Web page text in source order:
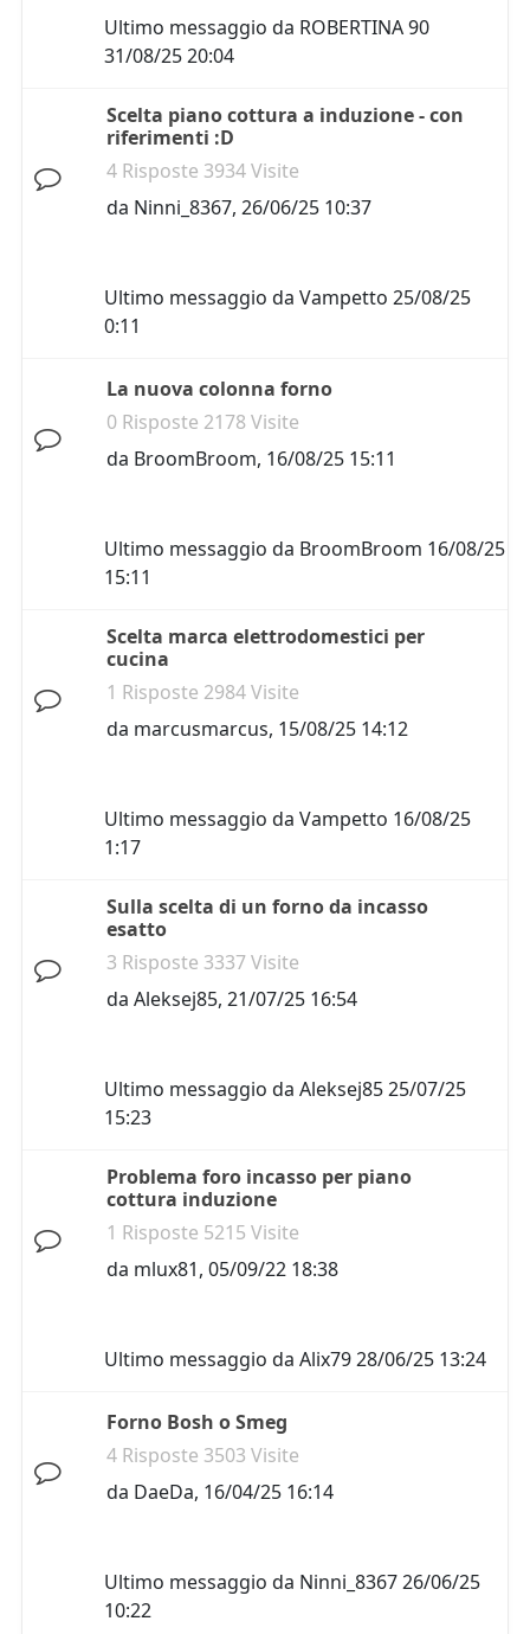
Ultimo messaggio da ROBERTINA 90
31/08/25 20:04
Scelta piano cottura a induzione - con
riferimenti :D
4 Risposte 3934 Visite
da Ninni_8367, 26/06/25 10:37
Ultimo messaggio da Vampetto 25/08/25
0:11
La nuova colonna forno
0 Risposte 2178 Visite
da BroomBroom, 16/08/25 15:11
Ultimo messaggio da BroomBroom 16/08/25
15:11
Scelta marca elettrodomestici per
cucina
1 Risposte 2984 Visite
da marcusmarcus, 15/08/25 14:12
Ultimo messaggio da Vampetto 16/08/25
1:17
Sulla scelta di un forno da incasso
esatto
3 Risposte 3337 Visite
da Aleksej85, 21/07/25 16:54
Ultimo messaggio da Aleksej8525/07/25
15:23
Problema foro incasso per piano
cottura induzione
1 Risposte 5215 Visite
da mlux81, 05/09/22 18:38
Ultimo messaggio da Alix7928/06/25 13:24
Forno Bosh o Smeg
4 Risposte 3503 Visite
da DaeDa, 16/04/25 16:14
Ultimo messaggio da Ninni_836726/06/25
10:22